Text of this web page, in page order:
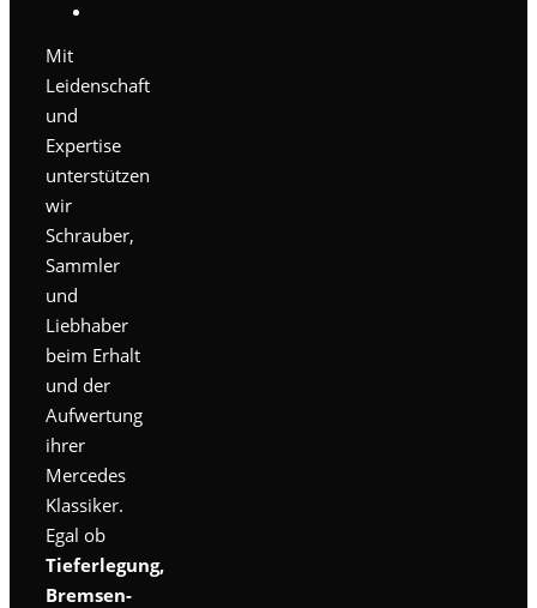
Mit
Leidenschaft
und
Expertise
unterstützen
wir
Schrauber,
Sammler
und
Liebhaber
beim Erhalt
und der
Aufwertung
ihrer
Mercedes
Klassiker.
Egal ob
Tieferlegung,
Bremsen-